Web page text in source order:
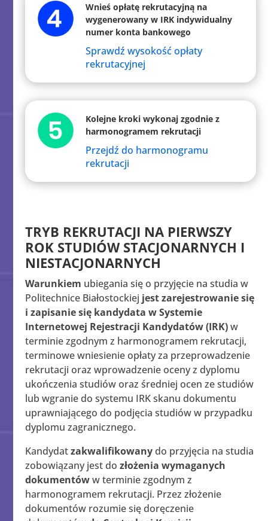
Wnieś opłatę rekrutacyjną na
wygenerowany w IRK indywidualny
numer konta bankowego
Sprawdź wysokość opłaty
rekrutacyjnej
Kolejne kroki wykonaj zgodnie z
harmonogramem rekrutacji
Przejdź do harmonogramu
rekrutacji
TRYB REKRUTACJI NA PIERWSZY
ROK STUDIÓW STACJONARNYCH I
NIESTACJONARNYCH
Warunkiem ubiegania się o przyjęcie na studia w
Politechnice Białostockiej jest zarejestrowanie się
i zapisanie się kandydata w Systemie
Internetowej Rejestracji Kandydatów (IRK)w
terminie zgodnym z harmonogramem rekrutacji,
terminowe wniesienie opłaty za przeprowadzenie
rekrutacji oraz wprowadzenie oceny z dyplomu
ukończenia studiów oraz średniej ocen ze studiów
lub wgranie do systemu IRK skanu dokumentu
uprawniającego do podjęcia studiów w przypadku
dyplomu zagranicznego.
Kandydatzakwalifikowanydo przyjęcia na studia
zobowiązany jest dozłożenia wymaganych
dokumentóww terminie zgodnym z
harmonogramem rekrutacji. Przez złożenie
dokumentów rozumie się doręczenie